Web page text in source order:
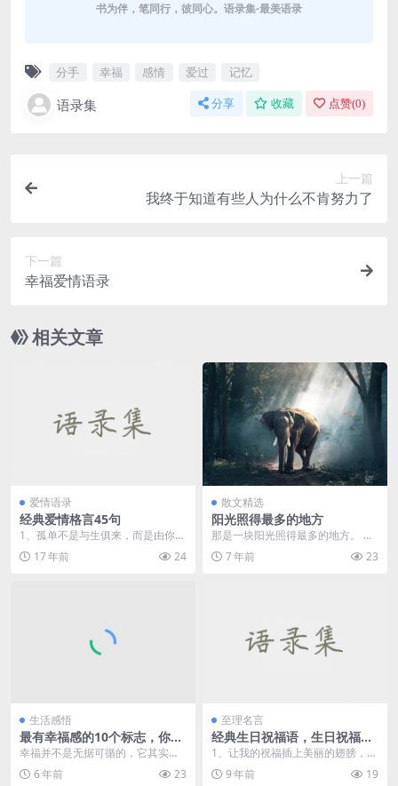
书为伴，笔同行，彼同心。语录集-最美语录
分手 幸福 感情 爱过 记忆
语录集 分享 收藏 点赞(0)
上一篇
我终于知道有些人为什么不肯努力了
下一篇
幸福爱情语录
相关文章
爱情语录
经典爱情格言45句
1、孤单不是与生俱来，而是由你爱
上一个人的那一刻开始。 2、喜欢
一...17 年前 24
散文精选
阳光照得最多的地方
那是一块阳光照得最多的地方。 冬
天，父亲还坐在那里。低矮的屋
檐，背后是红砖土墙。...
7 年前 23
生活感悟
最有幸福感的10个标志，你有
几个
幸福并不是无据可循的，它其实也
有许多标志。在此列举了10个能让
人有幸福感的标志，...
6 年前 23
至理名言
经典生日祝福语，生日祝福语
短信
1、让我的祝福插上美丽的翅膀，飞
到你和身旁。今天是你的生日，我
不能陪你度过，就让...
9 年前 19